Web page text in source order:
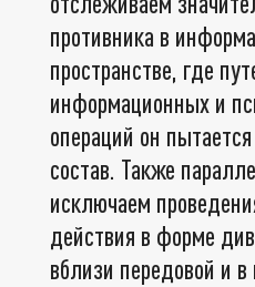
противника в
пространстве, где
информационных и
операций он
состав. Также
исключаем
действия в форме
вблизи передовой и